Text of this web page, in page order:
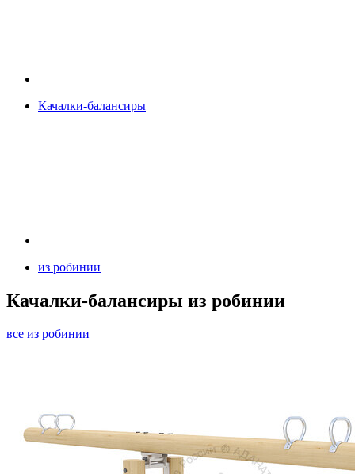
Качалки-балансиры
из робинии
Качалки-балансиры из робинии
все из робинии